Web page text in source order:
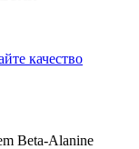
Beta-Alanine